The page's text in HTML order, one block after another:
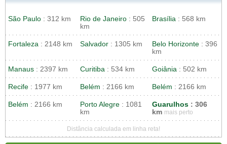
São Paulo : 312 km Rio de Janeiro : 505
km
Brasília : 568 km
Fortaleza : 2148 km Salvador : 1305 km Belo Horizonte : 396
km
Manaus : 2397 km Curitiba : 534 km Goiânia : 502 km
Recife : 1977 km Belém : 2166 km Belém : 2166 km
Belém : 2166 km Porto Alegre : 1081
km
Guarulhos : 306
km mais perto
Distância calculada em linha reta!